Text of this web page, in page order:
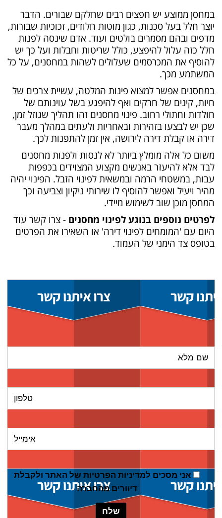
במחסן ממוצע יש חפצים רבים שחלקם שבורים. הדבר
יוצר חלל בעל סכנות, כגון מוטות חלודים, זכוכיות שבורות,
מדפים ובהם מסמרים בולטים ועוד. אדם שינסה לפנות
חלל כזה עלול להיפצע, כולל שריטות וחבלות ועל כך יש
להוסיף את המכרסמים שעלולים לשהות במחסנים, על כל
המשתמע מכך.
במחסנים אפשר למצוא פינות המלטה, עשיית צרכים של
חיות, קינים של חרקים ואף להיפגע בשל עוינותם של
חולדות וחתולי רחוב. פינוי מחסנים זהו תהליך שגוזל זמן,
שכן יש לבצעו בזהירות ובאחריות ולעתים במהלך מעבר
דירה או קבלת דירה לירושה, אין זמן להתפנות לכך.
משום כל אלה מומלץ ביותר לא לנסות ולפנות מחסנים
לבד אלא להיעזר באנשים מקצוע המצוידים בכפפות
עבות, במשטחי הרמה ובמשאית לפינוי הזבל. הפינוי יהיה
מהיר ויעיל ואפשר להוסיף לו שירותי ניקיון וצביעה וכך
המחסן מוכן שוב לשימוש מיידי.
לפרטים נוספים בנוגע לפינוי מחסנים - צרו קשר עוד
היום עם 'המומחים לפינוי דירה' או השאירו את הפרטים
בטופס צד הימני של העמוד.
אני מסכים למדיניות הפרטיות של האתר ולקבלת
דיוורים מהחברה